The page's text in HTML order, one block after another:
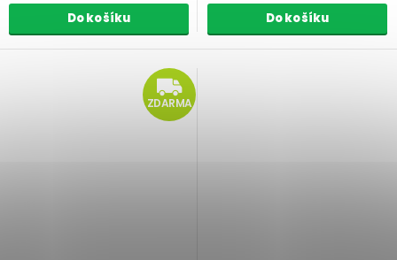
Do košíku Do košíku
ZDARMA
ZDARMA